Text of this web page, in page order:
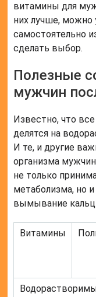
витамины для
них лучше, можно
самостоятельно
сделать выбор.
Полезные
мужчин
Известно, что
делятся на
И те, и другие
организма
не только
метаболизма, но
вымывание
Витамины